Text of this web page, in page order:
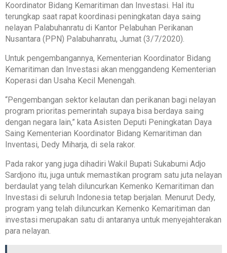
Koordinator Bidang Kemaritiman dan Investasi. Hal itu
terungkap saat rapat koordinasi peningkatan daya saing
nelayan Palabuhanratu di Kantor Pelabuhan Perikanan
Nusantara (PPN) Palabuhanratu, Jumat (3/7/2020).
Untuk pengembangannya, Kementerian Koordinator Bidang
Kemaritiman dan Investasi akan menggandeng Kementerian
Koperasi dan Usaha Kecil Menengah.
“Pengembangan sektor kelautan dan perikanan bagi nelayan
program prioritas pemerintah supaya bisa berdaya saing
dengan negara lain,” kata Asisten Deputi Peningkatan Daya
Saing Kementerian Koordinator Bidang Kemaritiman dan
Inventasi, Dedy Miharja, di sela rakor.
Pada rakor yang juga dihadiri Wakil Bupati Sukabumi Adjo
Sardjono itu, juga untuk memastikan program satu juta nelayan
berdaulat yang telah diluncurkan Kemenko Kemaritiman dan
Investasi di seluruh Indonesia tetap berjalan. Menurut Dedy,
program yang telah diluncurkan Kemenko Kemaritiman dan
investasi merupakan satu di antaranya untuk menyejahterakan
para nelayan.